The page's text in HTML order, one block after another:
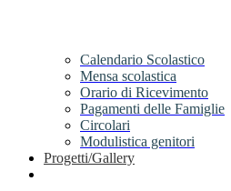
Calendario Scolastico
Mensa scolastica
Orario di Ricevimento
Pagamenti delle Famiglie
Circolari
Modulistica genitori
Progetti/Gallery